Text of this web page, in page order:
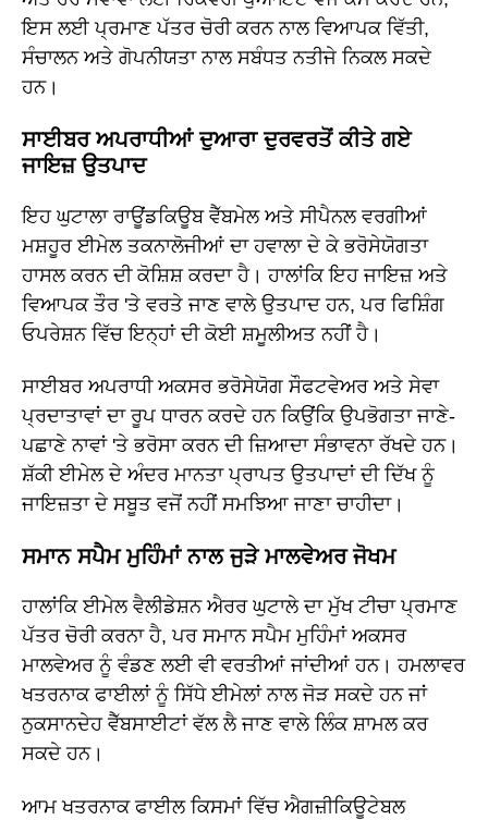
ਇਸ ਲਈ ਪ੍ਰਮਾਣ ਪੱਤਰ ਚੋਰੀ ਕਰਨ ਨਾਲ ਵਿਆਪਕ ਵਿੱਤੀ,
ਸੰਚਾਲਨ ਅਤੇ ਗੋਪਨੀਯਤਾ ਨਾਲ ਸਬੰਧਤ ਨਤੀਜੇ ਨਿਕਲ ਸਕਦੇ
ਹਨ।
ਸਾਈਬਰ ਅਪਰਾਧੀਆਂ ਦੁਆਰਾ ਦੁਰਵਰਤੋਂ ਕੀਤੇ ਗਏ
ਜਾਇਜ਼ ਉਤਪਾਦ
ਇਹ ਘੁਟਾਲਾ ਰਾਊਂਡਕਿਊਬ ਵੈੱਬਮੇਲ ਅਤੇ ਸੀਪੈਨਲ ਵਰਗੀਆਂ
ਮਸ਼ਹੂਰ ਈਮੇਲ ਤਕਨਾਲੋਜੀਆਂ ਦਾ ਹਵਾਲਾ ਦੇ ਕੇ ਭਰੋਸੇਯੋਗਤਾ
ਹਾਸਲ ਕਰਨ ਦੀ ਕੋਸ਼ਿਸ਼ ਕਰਦਾ ਹੈ। ਹਾਲਾਂਕਿ ਇਹ ਜਾਇਜ਼ ਅਤੇ
ਵਿਆਪਕ ਤੌਰ 'ਤੇ ਵਰਤੇ ਜਾਣ ਵਾਲੇ ਉਤਪਾਦ ਹਨ, ਪਰ ਫਿਸ਼ਿੰਗ
ਓਪਰੇਸ਼ਨ ਵਿੱਚ ਇਨ੍ਹਾਂ ਦੀ ਕੋਈ ਸ਼ਮੂਲੀਅਤ ਨਹੀਂ ਹੈ।
ਸਾਈਬਰ ਅਪਰਾਧੀ ਅਕਸਰ ਭਰੋਸੇਯੋਗ ਸੌਫਟਵੇਅਰ ਅਤੇ ਸੇਵਾ
ਪ੍ਰਦਾਤਾਵਾਂ ਦਾ ਰੂਪ ਧਾਰਨ ਕਰਦੇ ਹਨ ਕਿਉਂਕਿ ਉਪਭੋਗਤਾ ਜਾਣੇ-
ਪਛਾਣੇ ਨਾਵਾਂ 'ਤੇ ਭਰੋਸਾ ਕਰਨ ਦੀ ਜ਼ਿਆਦਾ ਸੰਭਾਵਨਾ ਰੱਖਦੇ ਹਨ।
ਸ਼ੱਕੀ ਈਮੇਲ ਦੇ ਅੰਦਰ ਮਾਨਤਾ ਪ੍ਰਾਪਤ ਉਤਪਾਦਾਂ ਦੀ ਦਿੱਖ ਨੂੰ
ਜਾਇਜ਼ਤਾ ਦੇ ਸਬੂਤ ਵਜੋਂ ਨਹੀਂ ਸਮਝਿਆ ਜਾਣਾ ਚਾਹੀਦਾ।
ਸਮਾਨ ਸਪੈਮ ਮੁਹਿੰਮਾਂ ਨਾਲ ਜੁੜੇ ਮਾਲਵੇਅਰ ਜੋਖਮ
ਹਾਲਾਂਕਿ ਈਮੇਲ ਵੈਲੀਡੇਸ਼ਨ ਐਰਰ ਘੁਟਾਲੇ ਦਾ ਮੁੱਖ ਟੀਚਾ ਪ੍ਰਮਾਣ
ਪੱਤਰ ਚੋਰੀ ਕਰਨਾ ਹੈ, ਪਰ ਸਮਾਨ ਸਪੈਮ ਮੁਹਿੰਮਾਂ ਅਕਸਰ
ਮਾਲਵੇਅਰ ਨੂੰ ਵੰਡਣ ਲਈ ਵੀ ਵਰਤੀਆਂ ਜਾਂਦੀਆਂ ਹਨ। ਹਮਲਾਵਰ
ਖਤਰਨਾਕ ਫਾਈਲਾਂ ਨੂੰ ਸਿੱਧੇ ਈਮੇਲਾਂ ਨਾਲ ਜੋੜ ਸਕਦੇ ਹਨ ਜਾਂ
ਨੁਕਸਾਨਦੇਹ ਵੈੱਬਸਾਈਟਾਂ ਵੱਲ ਲੈ ਜਾਣ ਵਾਲੇ ਲਿੰਕ ਸ਼ਾਮਲ ਕਰ
ਸਕਦੇ ਹਨ।
ਆਮ ਖਤਰਨਾਕ ਫਾਈਲ ਕਿਸਮਾਂ ਵਿੱਚ ਐਗਜ਼ੀਕਿਊਟੇਬਲ